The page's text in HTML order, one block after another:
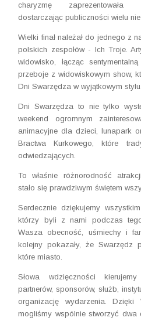
charyzmę zaprezentowała
dostarczając publiczności wielu
Wielki finał należał do jednego z
polskich zespołów - Ich Troje.
widowisko, łącząc
przeboje z widowiskowym show,
Dni Swarzędza w wyjątkowym stylu.
Dni Swarzędza to nie tylko
weekend ogromnym
animacyjne dla dzieci, lunapark
Bractwa Kurkowego, które
odwiedzających.
To właśnie różnorodność
stało się prawdziwym świętem
Serdecznie dziękujemy
którzy byli z nami podczas
Wasza obecność, uśmiechy i
kolejny pokazały, że Swarzędz
które miasto.
Słowa wdzięczności
partnerów, sponsorów, służb,
organizację wydarzenia. Dzięki
mogliśmy wspólnie stworzyć dwa